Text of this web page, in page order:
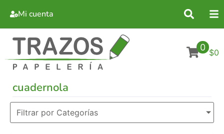
Mi cuenta
0 $0
cuadernola
Filtrar por Categorías